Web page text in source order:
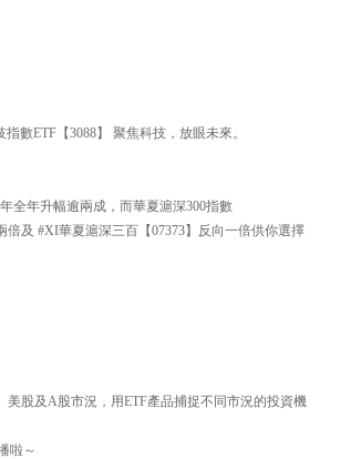
數ETF【3088】 聚焦科技，放眼未來。
全年升幅逾兩成，而華夏滬深300指數
及 #XI華夏滬深三百【07373】反向一倍供你選擇
股及A股市況，用ETF產品捕捉不同市況的投資機
啦～